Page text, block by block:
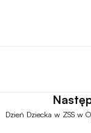
Dzień Dziecka w ZSS w